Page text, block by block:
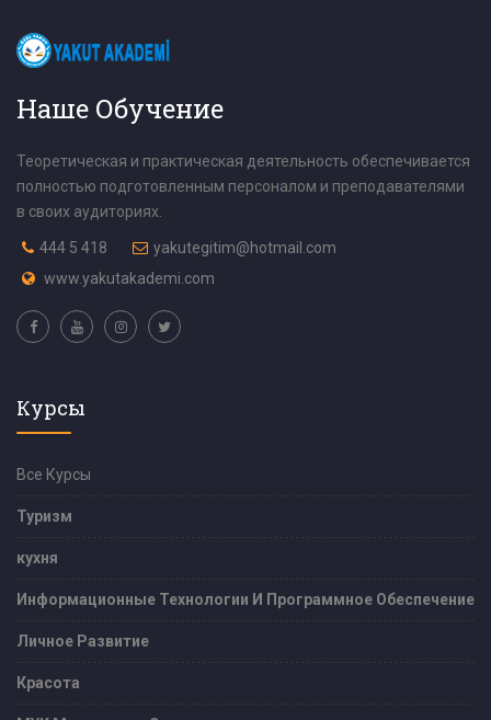
Наше Обучение
Теоретическая и практическая деятельность обеспечивается
полностью подготовленным персоналом и преподавателями
в своих аудиториях.
444 5 418
yakutegitim@hotmail.com
www.yakutakademi.com
Курсы
Все Курсы
Туризм
кухня
Информационные Технологии И Программное Обеспечение
Личное Развитие
Красота